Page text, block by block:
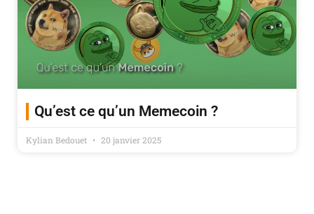
Qu’est ce qu’un Memecoin ?
Kylian Bedouet 20 janvier 2025